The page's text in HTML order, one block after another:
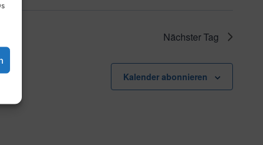
Nächster Tag
Kalender abonnieren